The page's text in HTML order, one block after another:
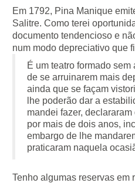
Em 1792, Pina Manique
Salitre. Como terei
documento tendencioso e
num modo depreciativo que
É um teatro formado
de se arruinarem mais
ainda que se façam
lhe poderão dar a
mandei fazer,
por mais de dois anos,
embargo de lhe
praticaram naquela
Tenho algumas reservas em